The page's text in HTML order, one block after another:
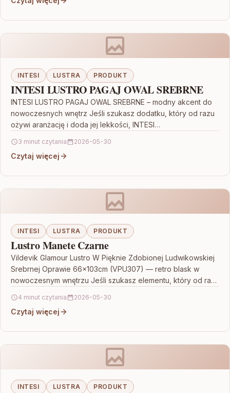
INTESI LUSTRA PRODUKT
INTESI LUSTRO PAGAJ OWAL SREBRNE
INTESI LUSTRO PAGAJ OWAL SREBRNE – modny akcent do
nowoczesnych wnętrz Jeśli szukasz dodatku, który od razu
ożywi aranżację i doda jej lekkości, INTESI…
3 minut czytania 2026-05-30
Czytaj więcej
INTESI LUSTRA PRODUKT
Lustro Manete Czarne
Vildevik Glamour Lustro W Pięknie Zdobionej Ludwikowskiej
Srebrnej Oprawie 66x103cm (VPU307) — retro blask w
nowoczesnym wnętrzu Jeśli szukasz elementu, który od razu
4 minut czytania 2026-05-30
Czytaj więcej
INTESI LUSTRA PRODUKT